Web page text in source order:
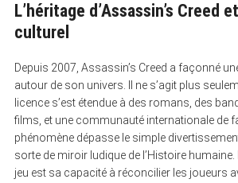
L’héritage d’Assassin’s Creed
culturel
Depuis 2007, Assassin’s Creed a façonné
autour de son univers. Il ne s’agit plus
licence s’est étendue à des romans, des
films, et une communauté internationale de
phénomène dépasse le simple
sorte de miroir ludique de l’Histoire humaine.
jeu est sa capacité à réconcilier les joueurs